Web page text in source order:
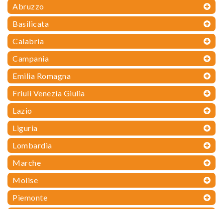
Abruzzo
Basilicata
Calabria
Campania
Emilia Romagna
Friuli Venezia Giulia
Lazio
Liguria
Lombardia
Marche
Molise
Piemonte